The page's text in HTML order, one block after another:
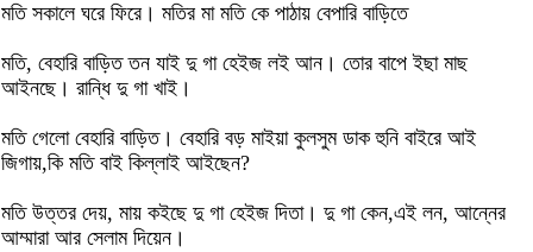
মতি সকালে ঘরে ফিরে। মতির মা মতি কে পাঠায় বেপারি বাড়িতে
মতি, বেহারি বাড়িত তন যাই দু গা হেইজ লই আন। তোর বাপে ইছা মাছ
আইনছে। রান্ধি দু গা খাই।
মতি গেলো বেহারি বাড়িত। বেহারি বড় মাইয়া কুলসুম ডাক হুনি বাইরে আই
জিগায়,কি মতি বাই কিল্লাই আইছেন?
মতি উত্তর দেয়, মায় কইছে দু গা হেইজ দিতা। দু গা কেন,এই লন, আন্নের
আম্মারা আর সেলাম দিয়েন।